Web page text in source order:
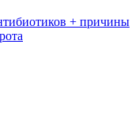
+ причины